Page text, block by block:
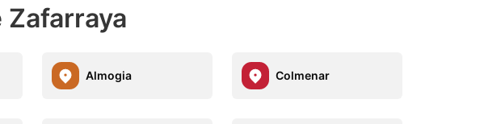
Zafarraya
Almogia Colmenar